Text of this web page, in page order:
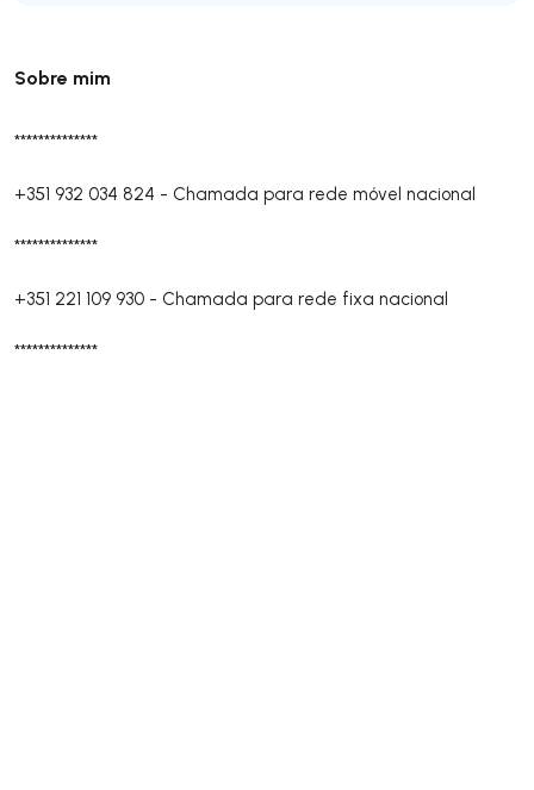
Sobre mim
**************
+351 932 034 824 - Chamada para rede móvel nacional
**************
+351 221 109 930 - Chamada para rede fixa nacional
**************